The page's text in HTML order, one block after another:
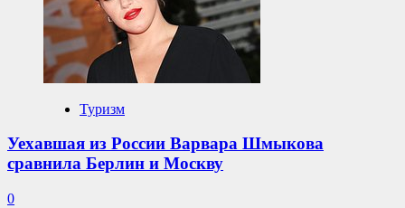
Туризм
Уехавшая из России Варвара Шмыкова
сравнила Берлин и Москву
0